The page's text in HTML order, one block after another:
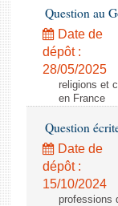
Budget et
Questions
Comptes
Question au
Date de
dépôt :
28/05/2025
religions et
en France
Question
Date de
dépôt :
15/10/2024
professions